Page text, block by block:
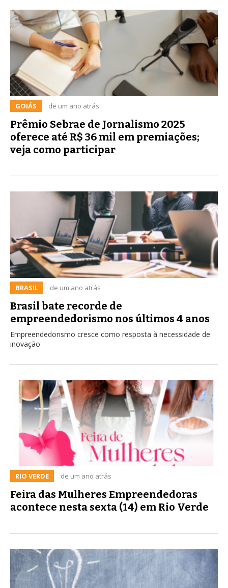
GOIÁS de um ano atrás
Prêmio Sebrae de Jornalismo 2025
oferece até R$ 36 mil em premiações;
veja como participar
BRASIL de um ano atrás
Brasil bate recorde de
empreendedorismo nos últimos 4 anos
Empreendedorismo cresce como resposta à necessidade de
inovação
RIO VERDE de um ano atrás
Feira das Mulheres Empreendedoras
acontece nesta sexta (14) em Rio Verde